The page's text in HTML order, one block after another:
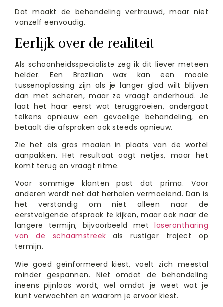
Dat maakt de behandeling vertrouwd, maar niet
vanzelf eenvoudig.
Eerlijk over de realiteit
Als schoonheidsspecialiste zeg ik dit liever meteen
helder. Een Brazilian wax kan een mooie
tussenoplossing zijn als je langer glad wilt blijven
dan met scheren, maar ze vraagt onderhoud. Je
laat het haar eerst wat teruggroeien, ondergaat
telkens opnieuw een gevoelige behandeling, en
betaalt die afspraken ook steeds opnieuw.
Zie het als gras maaien in plaats van de wortel
aanpakken. Het resultaat oogt netjes, maar het
komt terug en vraagt ritme.
Voor sommige klanten past dat prima. Voor
anderen wordt net dat herhalen vermoeiend. Dan is
het verstandig om niet alleen naar de
eerstvolgende afspraak te kijken, maar ook naar de
langere termijn, bijvoorbeeld met laserontharing
van de schaamstreek als rustiger traject op
termijn.
Wie goed geïnformeerd kiest, voelt zich meestal
minder gespannen. Niet omdat de behandeling
ineens pijnloos wordt, wel omdat je weet wat je
kunt verwachten en waarom je ervoor kiest.